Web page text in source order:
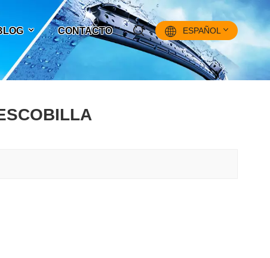
CONTACTO ESPAÑOL
English